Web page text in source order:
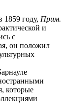
1859 году, Прим.
и
с
он положил
которые